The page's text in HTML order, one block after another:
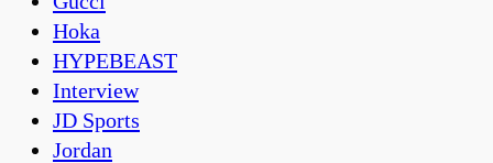
Hoka
HYPEBEAST
Interview
JD Sports
Jordan